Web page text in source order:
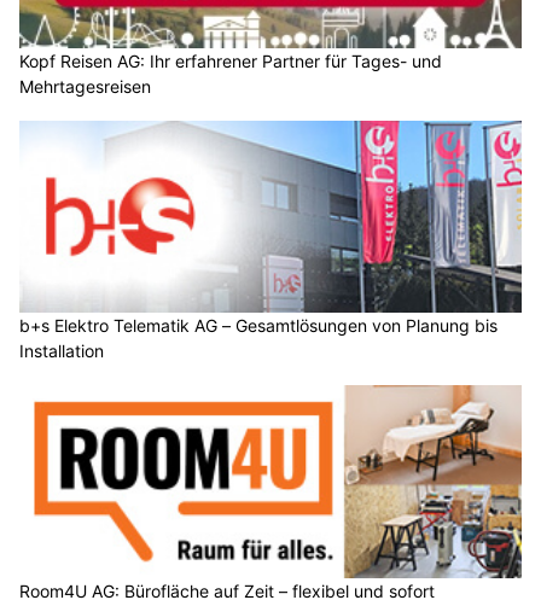
Kopf Reisen AG: Ihr erfahrener Partner für Tages- und
Mehrtagesreisen
b+s Elektro Telematik AG – Gesamtlösungen von Planung bis
Installation
Room4U AG: Bürofläche auf Zeit – flexibel und sofort